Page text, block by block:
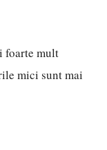
foarte mult
mici sunt mai